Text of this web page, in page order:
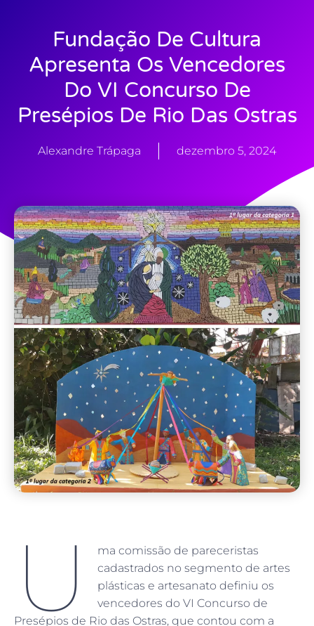
Fundação De Cultura
Apresenta Os Vencedores
Do VI Concurso De
Presépios De Rio Das Ostras
Alexandre Trápaga dezembro 5, 2024
U
ma comissão de pareceristas
cadastrados no segmento de artes
plásticas e artesanato definiu os
vencedores do VI Concurso de
Presépios de Rio das Ostras, que contou com a